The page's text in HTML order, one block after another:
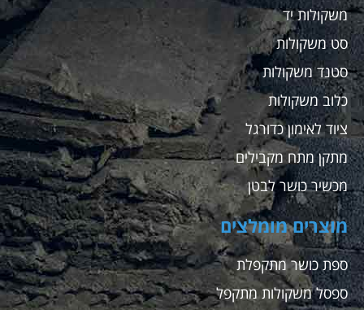
משקולות יד
סט משקולות
סטנד משקולות
כלוב משקולות
ציוד לאימון כדורגל
מתקן מתח מקבילים
מכשיר כושר לבטן
מוצרים מומלצים
ספת כושר מתקפלת
ספסל משקולות מתקפל